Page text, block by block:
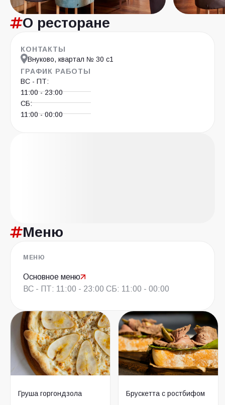
О ресторане
КОНТАКТЫ
Внуково, квартал № 30 с1
ГРАФИК РАБОТЫ
ВС - ПТ:
11:00 - 23:00
СБ:
11:00 - 00:00
Меню
МЕНЮ
Основное меню
ВС - ПТ: 11:00 - 23:00 СБ: 11:00 - 00:00
Груша горгондзола Брускетта с ростбифом